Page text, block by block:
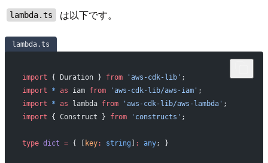
lambda.ts は以下です。
lambda.ts
import { Duration } from 'aws-cdk-lib' ;
import * as iam from 'aws-cdk-lib/aws-iam' ;
import * as lambda from 'aws-cdk-lib/aws-lambda' ;
import { Construct } from 'constructs' ;
type dict = { [ key: string ] : any; }